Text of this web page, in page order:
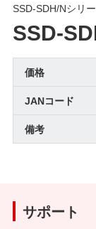
SSD-SDH/Nシリ
SSD-
価格
JANコード
備考
サポート